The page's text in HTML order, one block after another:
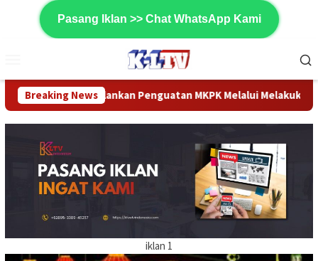
Pasang Iklan >> Chat WhatsApp Kami
Mobile
Breaking News
Melalui Melakukan Pengukuran Bangunan KTA Gully
iklan 1